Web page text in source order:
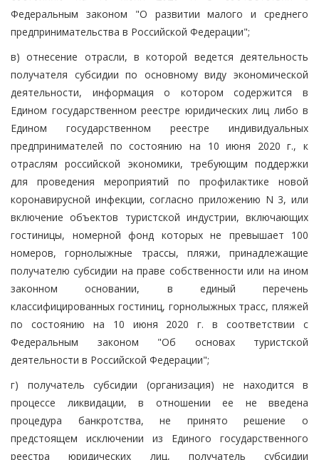
Федеральным законом "О развитии малого и среднего
предпринимательства в Российской Федерации";
в) отнесение отрасли, в которой ведется деятельность
получателя субсидии по основному виду экономической
деятельности, информация о котором содержится в
Едином государственном реестре юридических лиц либо в
Едином государственном реестре индивидуальных
предпринимателей по состоянию на 10 июня 2020 г., к
отраслям российской экономики, требующим поддержки
для проведения мероприятий по профилактике новой
коронавирусной инфекции, согласно приложению N 3, или
включение объектов туристской индустрии, включающих
гостиницы, номерной фонд которых не превышает 100
номеров, горнолыжные трассы, пляжи, принадлежащие
получателю субсидии на праве собственности или на ином
законном основании, в единый перечень
классифицированных гостиниц, горнолыжных трасс, пляжей
по состоянию на 10 июня 2020 г. в соответствии с
Федеральным законом "Об основах туристской
деятельности в Российской Федерации";
г) получатель субсидии (организация) не находится в
процессе ликвидации, в отношении ее не введена
процедура банкротства, не принято решение о
предстоящем исключении из Единого государственного
реестра юридических лиц, получатель субсидии